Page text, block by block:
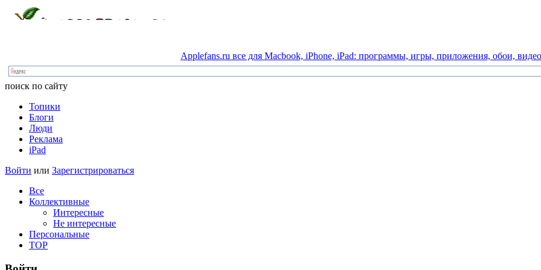
Applefans.ru все для Macbook, iPhone, iPad: программы, игры, приложения, обои, видео
поиск по сайту
Топики
Блоги
Люди
Реклама
iPad
Войти или Зарегистрироваться
Все
Коллективные
Интересные
Не интересные
Персональные
TOP